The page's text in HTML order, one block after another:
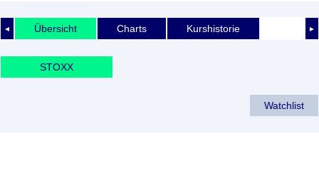
◄ ►
Übersicht Charts Kurshistorie
STOXX
Watchlist